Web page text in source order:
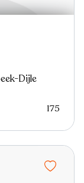
Dijle
175